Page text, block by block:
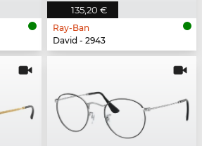
135,20 €
Ray-Ban
David - 2943